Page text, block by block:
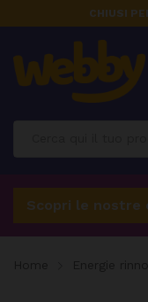
CHIUSI
Scopri le nostre